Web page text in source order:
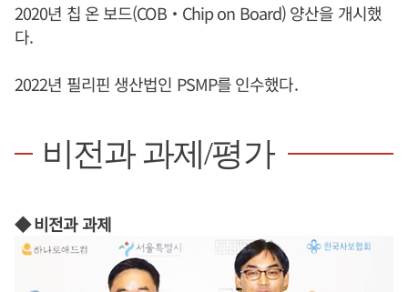
2020년 칩 온 보드(COB‧Chip on Board) 양산을 개시했
다.
2022년 필리핀 생산법인 PSMP를 인수했다.
비전과 과제/평가
◆ 비전과 과제